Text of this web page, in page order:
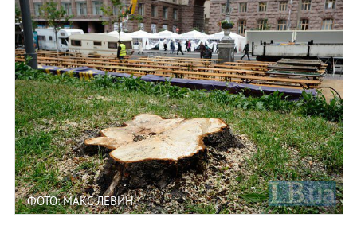
ФОТО: МАКС ЛЕВИН